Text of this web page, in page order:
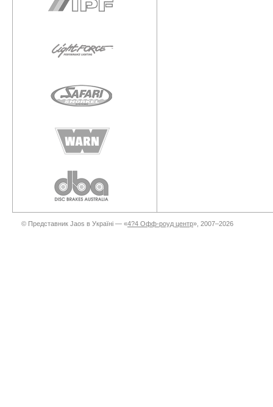
© Представник Jaos в Україні — «4?4 Офф-роуд центр», 2007–2026